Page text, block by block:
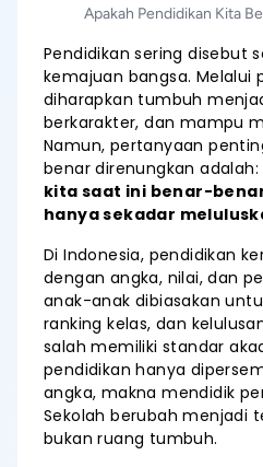
Apakah Pendidikan Kita
Pendidikan sering disebut
kemajuan bangsa. Melalui
diharapkan tumbuh
berkarakter, dan mampu
Namun, pertanyaan
benar direnungkan adalah:
kita saat ini benar-
hanya sekadar
Di Indonesia, pendidikan
dengan angka, nilai, dan
anak-anak dibiasakan
ranking kelas, dan
salah memiliki standar
pendidikan hanya
angka, makna mendidik
Sekolah berubah menjadi
bukan ruang tumbuh.